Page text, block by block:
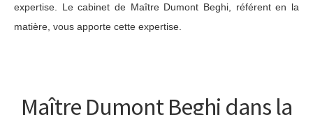
expertise. Le cabinet de Maître Dumont Beghi, référent en la
matière, vous apporte cette expertise.
Maître Dumont Beghi dans la